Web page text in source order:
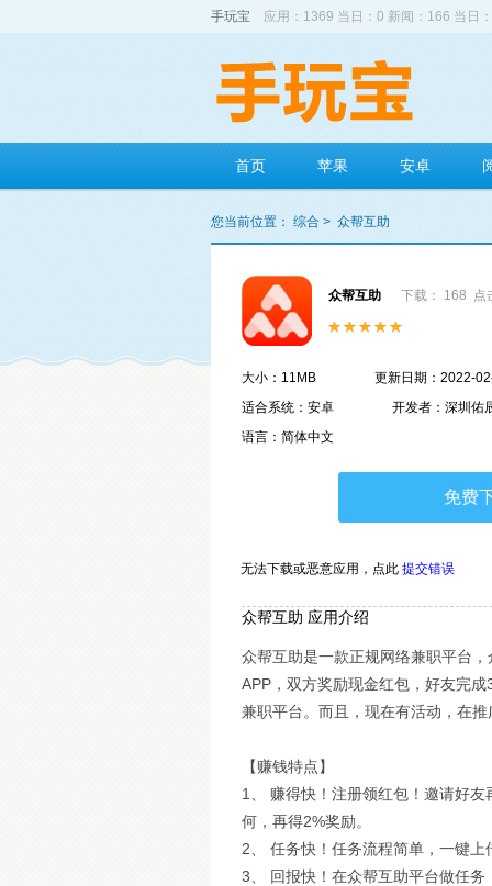
手玩宝 应用：1369 当日：0 新闻：166 当日
首页 苹果 安卓
您当前位置： 综合 > 众帮互助
众帮互助 下载： 168 点
大小：11MB 更新日期：2022-
适合系统：安卓
开发者：深圳佑
语言：简体中文
免费
无法下载或恶意应用， 点此 提交错误
众帮互助 应用介绍
众帮互助是一款正规网络兼职平台
APP，双方奖励现金红包，好友完
兼职平台。而且，现在有活动，在
【赚钱特点】
1、 赚得快！注册领红包！邀请好
何，再得2%奖励。
2、 任务快！任务流程简单，一键上
3、 回报快！在众帮互助平台做任